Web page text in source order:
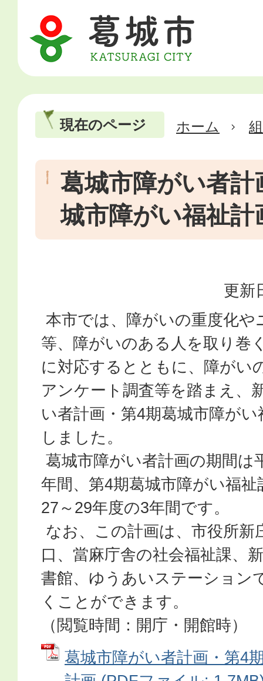
現在のページ ホーム
葛城市障がい者計
城市障がい福祉計
更新
本市では、障がいの重度化や
等、障がいのある人を取り巻
に対応するとともに、障がい
アンケート調査等を踏まえ、
い者計画・第4期葛城市障が
しました。
葛城市障がい者計画の期間は
年間、第4期葛城市障がい福
27～29年度の3年間です。
なお、この計画は、市役所新
口、當麻庁舎の社会福祉課、
書館、ゆうあいステーション
くことができます。
（閲覧時間：開庁・開館時）
葛城市障がい者計画・第4